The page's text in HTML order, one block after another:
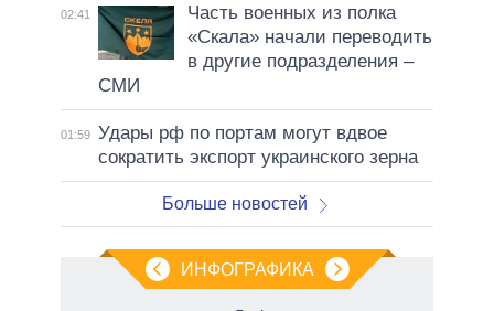
02:41
Часть военных из полка
«Скала» начали переводить
в другие подразделения –
СМИ
01:59 Удары рф по портам могут вдвое
сократить экспорт украинского зерна
Больше новостей
ИНФОГРАФИКА